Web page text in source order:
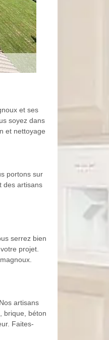
et ses
soyez dans
et nettoyage
portons sur
des artisans
serrez bien
projet.
artisans
brique, béton
Faites-